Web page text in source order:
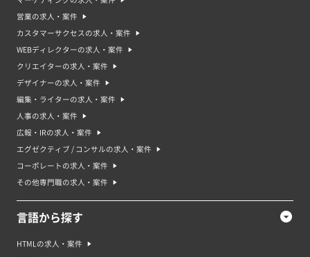
営業の求人・案件
カスタマーサクセスの求人・案件
WEBディレクターの求人・案件
クリエイターの求人・案件
デザイナーの求人・案件
編集・ライターの求人・案件
人事の求人・案件
広報・IRの求人・案件
エグゼクティブ / コンサルの求人・案件
コーポレートの求人・案件
その他専門職の求人・案件
言語から探す
HTMLの求人・案件